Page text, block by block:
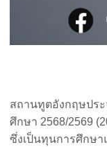
สถานทูตอังกฤษปร
ศึกษา 2568/2569
ซึ่งเป็นทุนการศึกษ